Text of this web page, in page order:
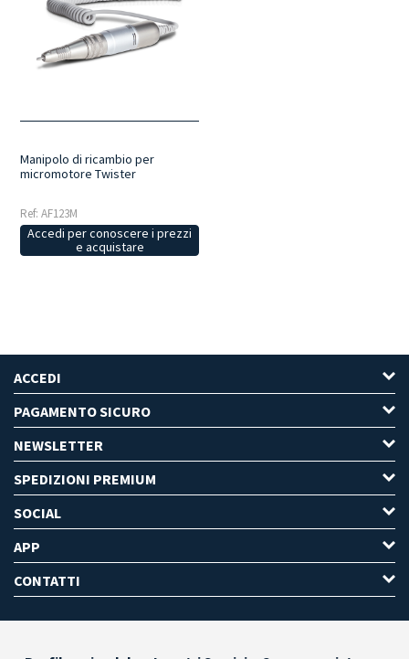
Manipolo di ricambio per
micromotore Twister
Ref: AF123M
Accedi per conoscere i prezzi
e acquistare
ACCEDI
PAGAMENTO SICURO
NEWSLETTER
SPEDIZIONI PREMIUM
SOCIAL
APP
CONTATTI